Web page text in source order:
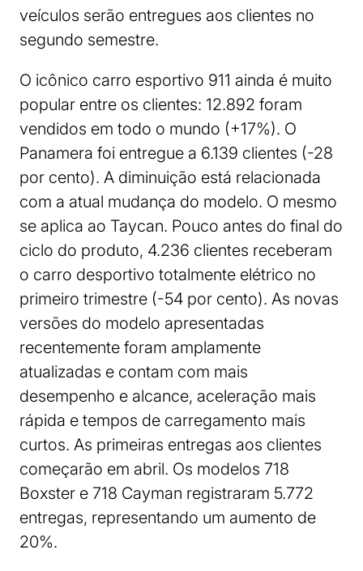
veículos serão entregues aos clientes no
segundo semestre.
O icônico carro esportivo 911 ainda é muito
popular entre os clientes: 12.892 foram
vendidos em todo o mundo (+17%). O
Panamera foi entregue a 6.139 clientes (-28
por cento). A diminuição está relacionada
com a atual mudança do modelo. O mesmo
se aplica ao Taycan. Pouco antes do final do
ciclo do produto, 4.236 clientes receberam
o carro desportivo totalmente elétrico no
primeiro trimestre (-54 por cento). As novas
versões do modelo apresentadas
recentemente foram amplamente
atualizadas e contam com mais
desempenho e alcance, aceleração mais
rápida e tempos de carregamento mais
curtos. As primeiras entregas aos clientes
começarão em abril. Os modelos 718
Boxster e 718 Cayman registraram 5.772
entregas, representando um aumento de
20%.